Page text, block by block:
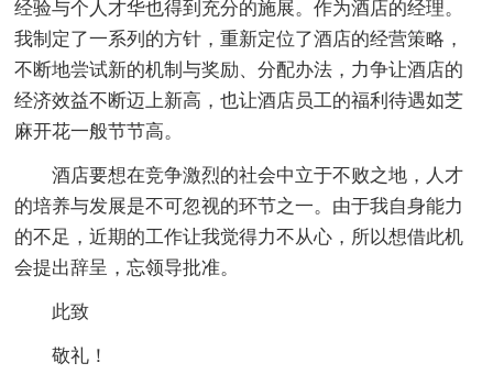
经验与个人才华也得到充分的施展。作为酒店的经理。
我制定了一系列的方针，重新定位了酒店的经营策略，
不断地尝试新的机制与奖励、分配办法，力争让酒店的
经济效益不断迈上新高，也让酒店员工的福利待遇如芝
麻开花一般节节高。
酒店要想在竞争激烈的社会中立于不败之地，人才
的培养与发展是不可忽视的环节之一。由于我自身能力
的不足，近期的工作让我觉得力不从心，所以想借此机
会提出辞呈，忘领导批准。
此致
敬礼！